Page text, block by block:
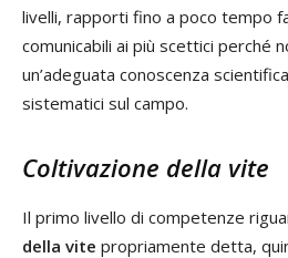
livelli, rapporti fino a poco tempo
comunicabili ai più scettici perché
un’adeguata conoscenza
sistematici sul campo.
Coltivazione della vite
Il primo livello di competenze
della vite propriamente detta,